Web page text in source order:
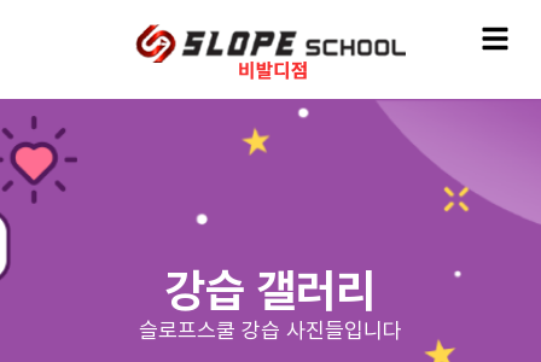
강습 갤러리
슬로프스쿨 강습 사진들입니다